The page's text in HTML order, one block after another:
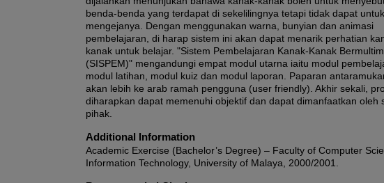
benda-benda yang terdapat di sekelilingnya tetapi tidak dapat untuk
mengejanya. Dengan menggunakan warna, bunyian dan animasi
pembelajaran, di harap sistem ini akan dapat menarik perhatian
kanak untuk belajar. "Sistem Pembelajaran Kanak-Kanak
(SISPEM)" mengandungi empat modul utarna iaitu modul
modul latihan, modul kuiz dan modul laporan. Paparan
akan lebih ke arab ramah pengguna (user friendly). Akhir sekali,
diharapkan dapat memenuhi objektif dan dapat dimanfaatkan oleh
pihak.
Additional Information
Academic Exercise (Bachelor’s Degree) – Faculty of Computer
Information Technology, University of Malaya, 2000/2001.